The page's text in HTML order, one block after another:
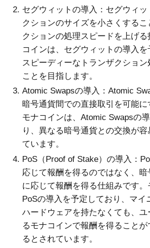
セグウィットの導入：セグウィ
クションのサイズを小さくする
クションの処理スピードを上げ
コインは、セグウィットの導入を
スピーディーなトランザクショ
ことを目指します。
Atomic Swapsの導入：Atomic
暗号通貨間での直接取引を可能に
モナコインは、Atomic Swapsの
り、異なる暗号通貨との交換が
ています。
PoS（Proof of Stake）の導入：
応じて報酬を得るのではなく、
に応じて報酬を得る仕組みです。
PoSの導入を予定しており、マイ
ハードウェアを持たなくても、
るモナコインで報酬を得ること
るとされています。